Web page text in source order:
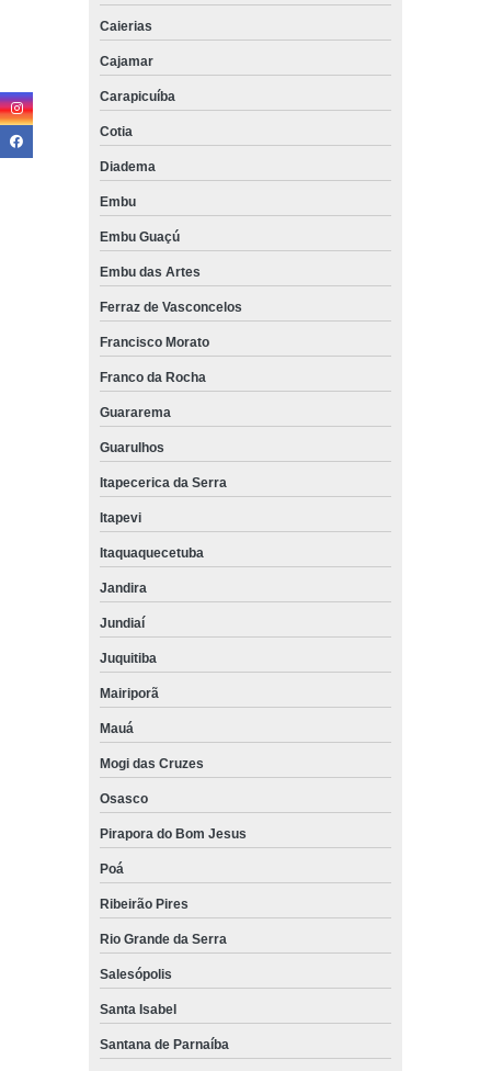
Caierias
Cajamar
Carapicuíba
Cotia
Diadema
Embu
Embu Guaçú
Embu das Artes
Ferraz de Vasconcelos
Francisco Morato
Franco da Rocha
Guararema
Guarulhos
Itapecerica da Serra
Itapevi
Itaquaquecetuba
Jandira
Jundiaí
Juquitiba
Mairiporã
Mauá
Mogi das Cruzes
Osasco
Pirapora do Bom Jesus
Poá
Ribeirão Pires
Rio Grande da Serra
Salesópolis
Santa Isabel
Santana de Parnaíba